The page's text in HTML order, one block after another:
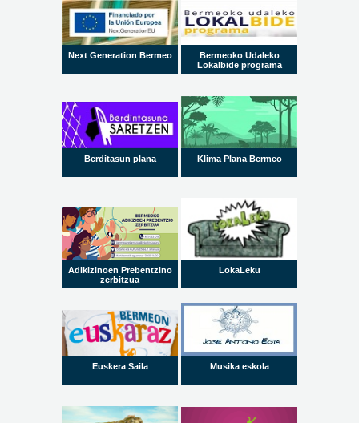
Next Generation Bermeo
Bermeoko Udaleko
Lokalbide programa
Berditasun plana Klima Plana Bermeo
Adikizinoen Prebentzino
zerbitzua
LokaLeku
Euskera Saila Musika eskola